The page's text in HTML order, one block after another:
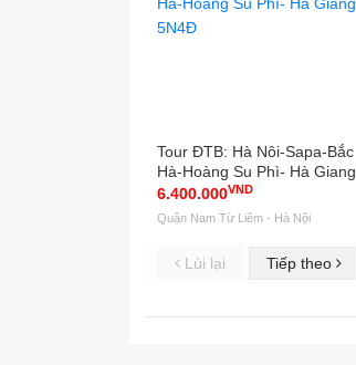
Tour ĐTB: Hà Nôi-Sapa-Bắc
Hà-Hoàng Su Phì- Hà Giang
5N4Đ
6.400.000VND
Quận Nam Từ Liêm - Hà Nội
Lùi lại Tiếp theo